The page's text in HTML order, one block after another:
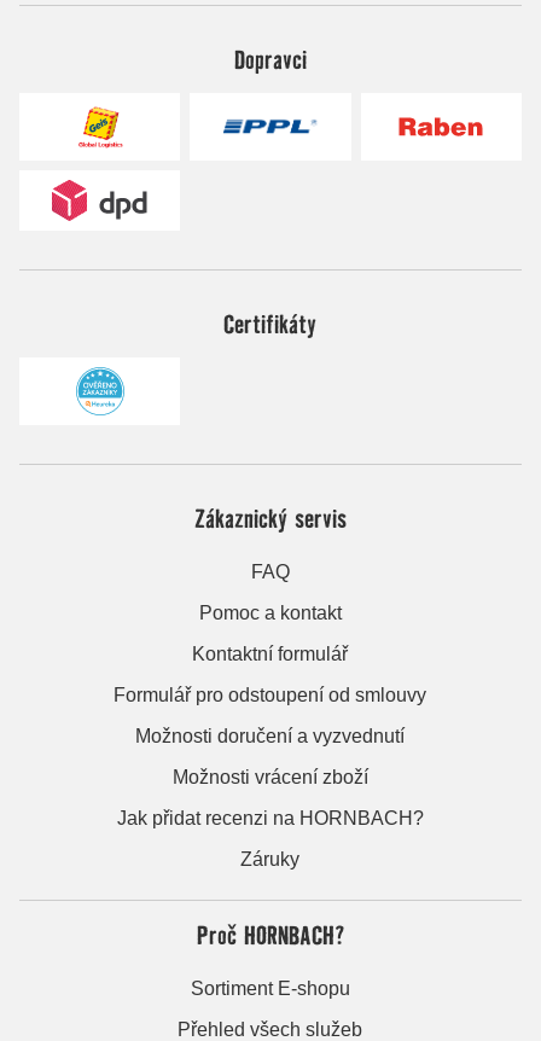
Dopravci
Certifikáty
Zákaznický servis
FAQ
Pomoc a kontakt
Kontaktní formulář
Formulář pro odstoupení od smlouvy
Možnosti doručení a vyzvednutí
Možnosti vrácení zboží
Jak přidat recenzi na HORNBACH?
Záruky
Proč HORNBACH?
Sortiment E-shopu
Přehled všech služeb